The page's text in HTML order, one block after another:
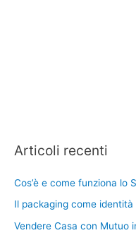
Articoli recenti
Cos’è e come funziona lo
Il packaging come
Vendere Casa con Mutuo